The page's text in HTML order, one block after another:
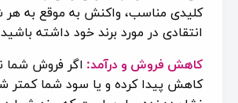
کلیدی مناسب، واکنش به موقع به هر
انتقادی در مورد برند خود داشته
کاهش فروش و درآمد: اگر فروش شما
کاهش پیدا کرده و یا سود شما کمتر